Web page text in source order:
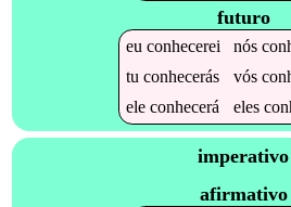
futuro
euconhecerei nós
tuconhecerás vós
eleconhecerá eles
imperativo
afirmativo